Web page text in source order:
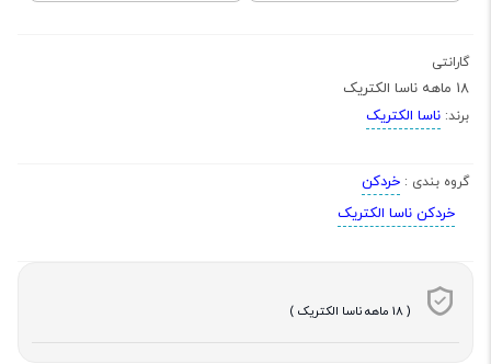
گارانتی
18 ماهه ناسا الکتریک
برند: ناسا الکتریک
گروه بندی : خردکن
خردکن ناسا الکتریک
( 18 ماهه ناسا الکتریک )